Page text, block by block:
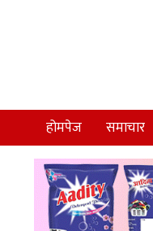
होमपेज समाचार